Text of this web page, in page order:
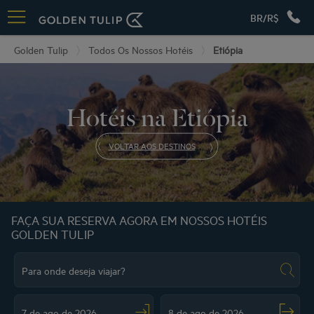
BR/R$
Golden Tulip Todos Os Nossos Hotéis Etiópia
Hotéis na Etiópia
VOLTAR AOS DESTINOS
FAÇA SUA RESERVA AGORA EM NOSSOS HOTÉIS
GOLDEN TULIP